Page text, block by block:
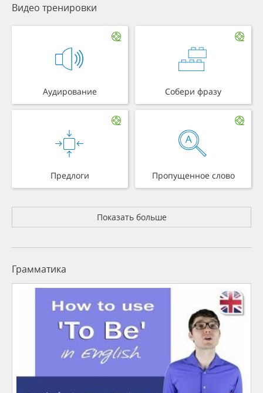
Видео тренировки
Аудирование Собери фразу
Предлоги Пропущенное слово
Показать больше
Грамматика